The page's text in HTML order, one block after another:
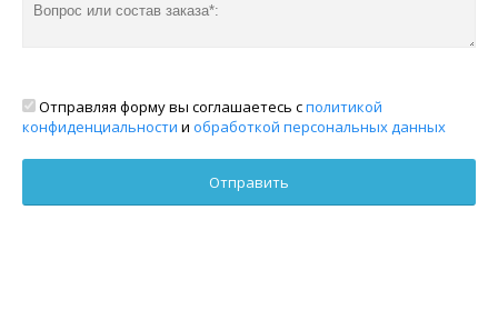
Отправляя форму вы соглашаетесь сполитикой
конфиденциальности и обработкой персональных данных